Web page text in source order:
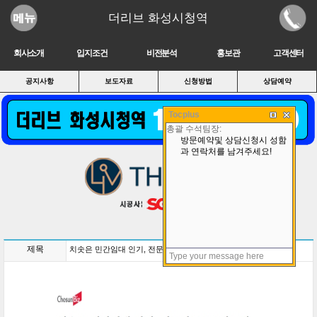
더리브 화성시청역
회사소개 입지조건 비전분석 홍보관 고객센터
공지사항 보도자료 신청방법 상담예약
제목 치솟은 민간임대 인기, 전문가들은 “신중해야”
Tocplus